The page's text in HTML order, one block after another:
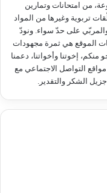
من امتحانات وتمارين
تربوية وغيرها من المواد
والمربّي على حدّ سواء. ونودّ
الموقع هي ثمرة مجهودات
منكم، إخوتنا وأخواتنا، دعمنا
التواصل الاجتماعي مع
الشكر والتقدير.